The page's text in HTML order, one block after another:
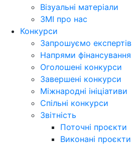
Візуальні матеріали
ЗМІ про нас
Конкурси
Запрошуємо експертів
Напрями фінансування
Оголошені конкурси
Завершені конкурси
Міжнародні ініціативи
Спільні конкурси
Звітність
Поточні проєкти
Виконані проєкти